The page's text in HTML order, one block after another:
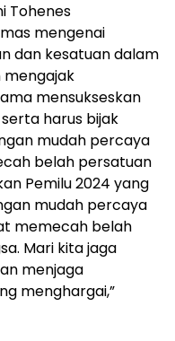
Tohenes
mengenai
dan kesatuan dalam
mengajak
mensukseskan
harus bijak
mudah percaya
belah persatuan
Pemilu 2024 yang
mudah percaya
memecah belah
Mari kita jaga
menjaga
menghargai,”